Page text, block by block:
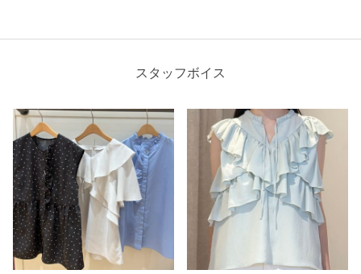
スタッフボイス